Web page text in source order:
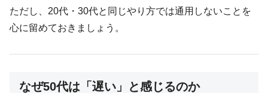
ただし、20代・30代と同じやり方では通用しないことを
心に留めておきましょう。
なぜ50代は「遅い」と感じるのか